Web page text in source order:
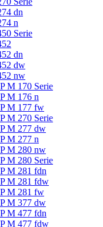
dn
n
Serie
dn
dw
nw
M 170 Serie
M 176 n
M 177 fw
M 270 Serie
M 277 dw
M 277 n
M 280 nw
M 280 Serie
M 281 fdn
M 281 fdw
M 281 fw
M 377 dw
M 477 fdn
M 477 fdw